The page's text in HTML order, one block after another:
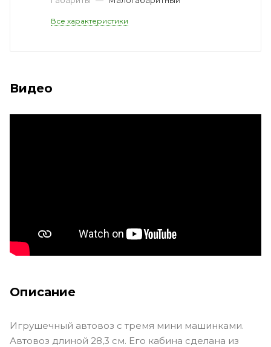
Все характеристики
Видео
Описание
Игрушечный автовоз с тремя мини машинками.
Автовоз длиной 28,3 см. Его кабина сделана из